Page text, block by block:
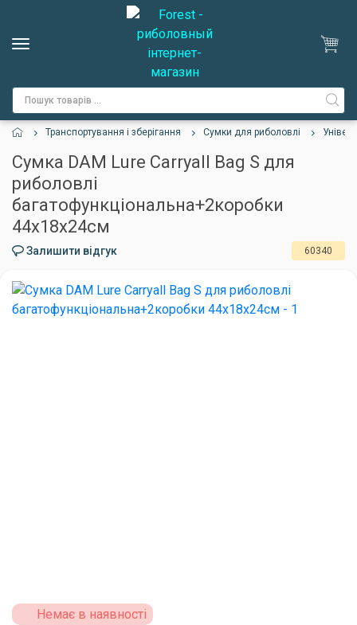
Транспортування і зберігання Сумки для риболовлі
Сумка DAM Lure Carryall Bag S для
риболовлі
багатофункціональна+2коробки
44x18х24см
Залишити відгук 60340
Немає в наявності